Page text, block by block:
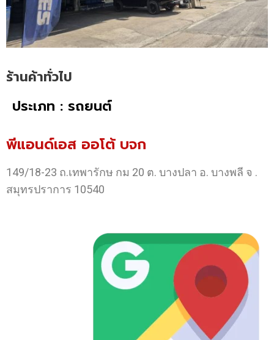
ร้านค้าทั่วไป
ประเภท : รถยนต์
พีแอนด์เอส ออโต้ บจก
149/18-23 ถ.เทพารักษ กม 20 ต. บางปลา อ. บางพลี จ .
สมุทรปราการ 10540